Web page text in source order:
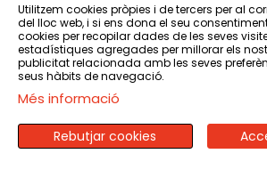
La Caldera
Sala El Sindicat de Balsareny
CENTRE CULTURAL I
Utilitzem cookies pròpies i de tercers per al
del lloc web, i si ens dona el seu
cookies per recopilar dades de les seves
estadístiques agregades per millorar els
publicitat relacionada amb les seves
seus hàbits de navegació.
Més informació
Rebutjar cookies